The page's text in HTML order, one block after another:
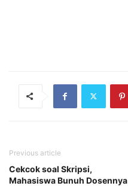
Previous article
Cekcok soal Skripsi,
Mahasiswa Bunuh Dosennya